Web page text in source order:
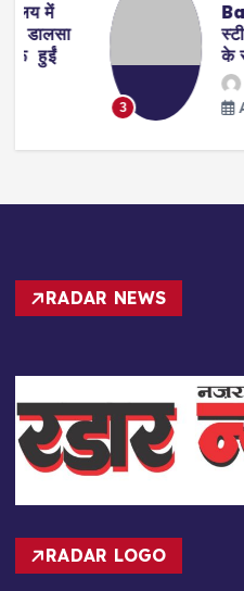
स्टील के
के संचालन में
RADAR
August
RADAR NEWS
RADAR LOGO